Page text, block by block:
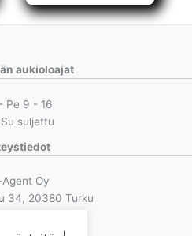
aukioloajat
Pe 9 - 16
suljettu
Oy
34, 20380 Turku
ja Jussi